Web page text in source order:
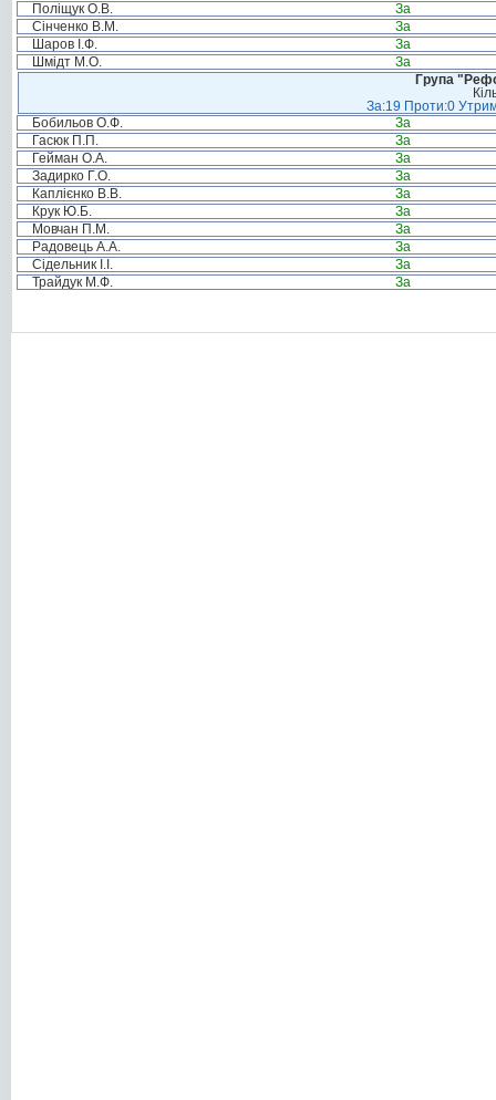
Поліщук О.В.
За
Сінченко В.М.
За
Шаров І.Ф.
За
Шмідт М.О.
За
Група
За:19 Проти:0
Бобильов О.Ф.
За
Гасюк П.П.
За
Гейман О.А.
За
Задирко Г.О.
За
Каплієнко В.В.
За
Крук Ю.Б.
За
Мовчан П.М.
За
Радовець А.А.
За
Сідельник І.І.
За
Трайдук М.Ф.
За